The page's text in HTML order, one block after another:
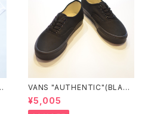
VANS "AUTHENTIC"(BLAC
K/BLACK)
¥5,005